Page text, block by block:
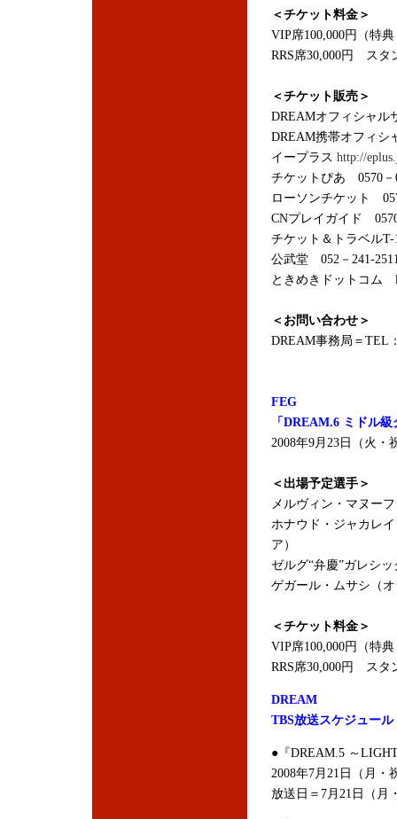
＜チケット料金＞
VIP席100,000円（特
RRS席30,000円 スタ
＜チケット販売＞
DREAMオフィシャ
DREAM携帯オフィ
イープラス http://
チケットぴあ 0570－
ローソンチケット
CNプレイガイド
チケット＆トラベル
公武堂 052－241-
ときめきドットコム
＜お問い合わせ＞
DREAM事務局＝TEL
FEG
「DREAM.6 ミドル
2008年9月23日（火・
＜出場予定選手＞
メルヴィン・マヌー
ホナウド・ジャカレ
ア）
ゼルグ“弁慶”ガレシ
ゲガール・ムサシ（
＜チケット料金＞
VIP席100,000円（特
RRS席30,000円 スタ
DREAM
TBS放送スケジュール
●『DREAM.5 ～
2008年7月21日（月・
放送日＝7月21日（月